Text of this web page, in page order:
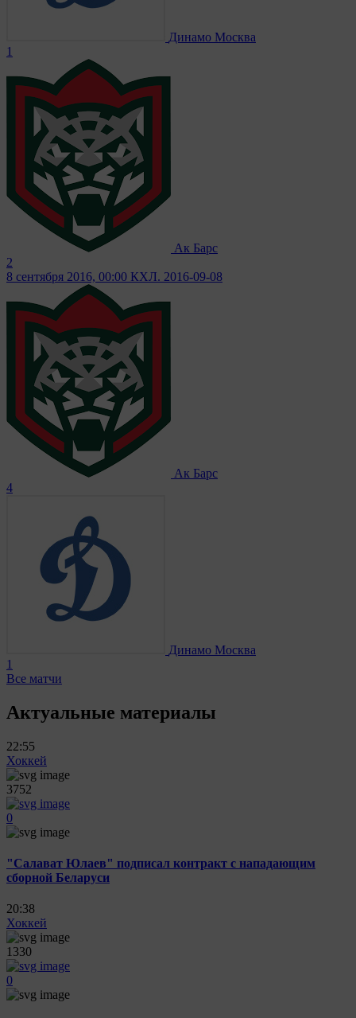
Динамо Москва
1
Ак Барс
2
8 сентября 2016, 00:00 КХЛ. 2016-09-08
Ак Барс
4
Динамо Москва
1
Все матчи
Актуальные материалы
22:55
Хоккей
3752
0
"Салават Юлаев" подписал контракт с нападающим
сборной Беларуси
20:38
Хоккей
1330
0